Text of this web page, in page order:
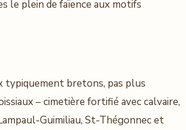
le plein de faïence aux motifs
typiquement bretons, pas plus
– cimetière fortifié avec calvaire,
Guimiliau, St-Thégonnec et